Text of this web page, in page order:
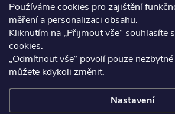
Používáme cookies pro zajištění
měření a personalizaci obsahu.
Kliknutím na „Přijmout vše“ souhlasíte
cookies.
„Odmítnout vše“ povolí pouze
můžete kdykoli změnit.
Nastavení
+420 604 536 499
Po–Pá:7:30–16:00
Středa:
Sobota:8:00–10:00